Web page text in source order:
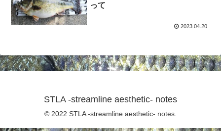
って
2023.04.20
STLA -streamline aesthetic- notes
© 2022 STLA -streamline aesthetic- notes.